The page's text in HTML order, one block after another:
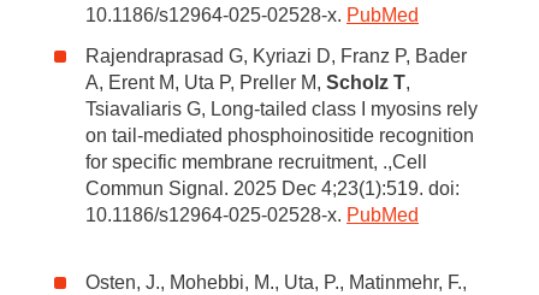
10.1186/s12964-025-02528-x. PubMed
Rajendraprasad G, Kyriazi D, Franz P, Bader
A, Erent M, Uta P, Preller M, Scholz T,
Tsiavaliaris G, Long-tailed class I myosins rely
on tail-mediated phosphoinositide recognition
for specific membrane recruitment, .,Cell
Commun Signal. 2025 Dec 4;23(1):519. doi:
10.1186/s12964-025-02528-x. PubMed
Osten, J., Mohebbi, M., Uta, P., Matinmehr, F.,